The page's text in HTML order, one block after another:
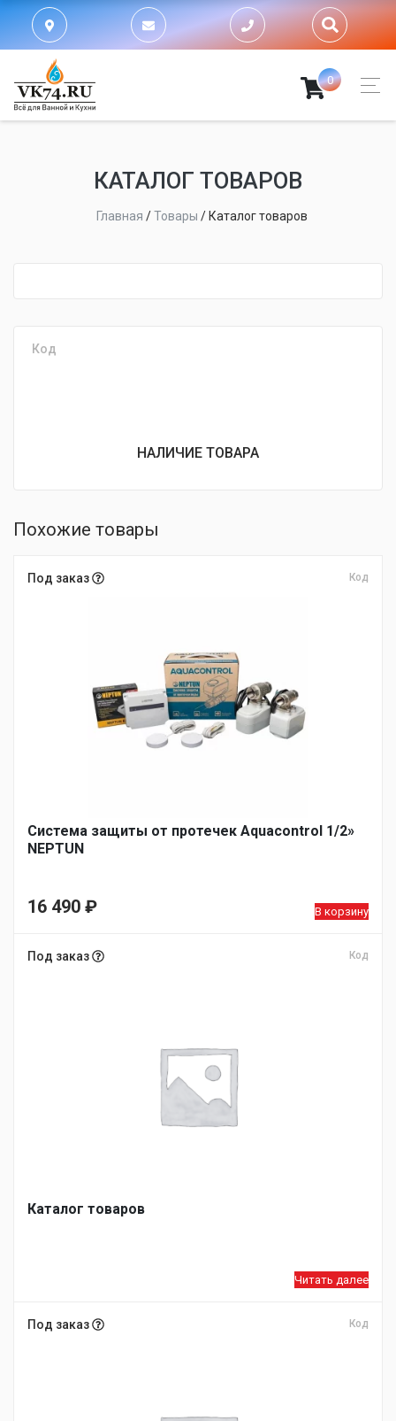
0
КАТАЛОГ ТОВАРОВ
Главная /Товары / Каталог товаров
Код
НАЛИЧИЕ ТОВАРА
Похожие товары
Под заказ Код
Система защиты от протечек Aquacontrol 1/2»
NEPTUN
16 490 ₽ В корзину
Под заказ Код
Каталог товаров
Читать далее
Под заказ Код